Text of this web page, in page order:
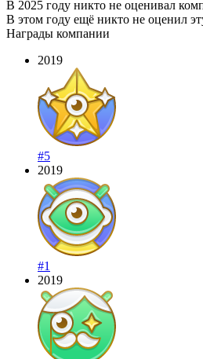
В 2025 году никто не оценивал
В этом году ещё никто не оценил
Награды компании
2019
#5
2019
#1
2019